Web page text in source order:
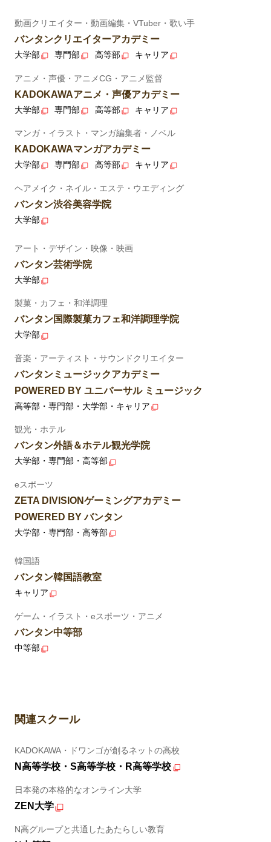
動画クリエイター・動画編集・VTuber・歌い手
バンタンクリエイターアカデミー
大学部 専門部 高等部 キャリア
アニメ・声優・アニメCG・アニメ監督
KADOKAWAアニメ・声優アカデミー
大学部 専門部 高等部 キャリア
マンガ・イラスト・マンガ編集者・ノベル
KADOKAWAマンガアカデミー
大学部 専門部 高等部 キャリア
ヘアメイク・ネイル・エステ・ウエディング
バンタン渋谷美容学院
大学部
アート・デザイン・映像・映画
バンタン芸術学院
大学部
製菓・カフェ・和洋調理
バンタン国際製菓カフェ和洋調理学院
大学部
音楽・アーティスト・サウンドクリエイター
バンタンミュージックアカデミー
POWERED BY ユニバーサル ミュージック
高等部・専門部・大学部・キャリア
観光・ホテル
バンタン外語＆ホテル観光学院
大学部・専門部・高等部
eスポーツ
ZETA DIVISIONゲーミングアカデミー
POWERED BY バンタン
大学部・専門部・高等部
韓国語
バンタン韓国語教室
キャリア
ゲーム・イラスト・eスポーツ・アニメ
バンタン中等部
中等部
関連スクール
KADOKAWA・ドワンゴが創るネットの高校
N高等学校・S高等学校・R高等学校
日本発の本格的なオンライン大学
ZEN大学
N高グループと共通したあたらしい教育